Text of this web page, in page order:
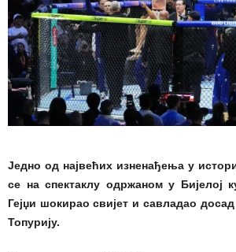
Једно од највећих изненађења у
се на спектаклу одржаном у Бијелој
Гејџи шокирао свијет и савладао
Топурију.